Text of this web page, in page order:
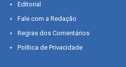
Editorial
Fale com a Redação
Regras dos Comentários
Política de Privacidade